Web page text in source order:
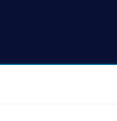
datos a través del e-mail